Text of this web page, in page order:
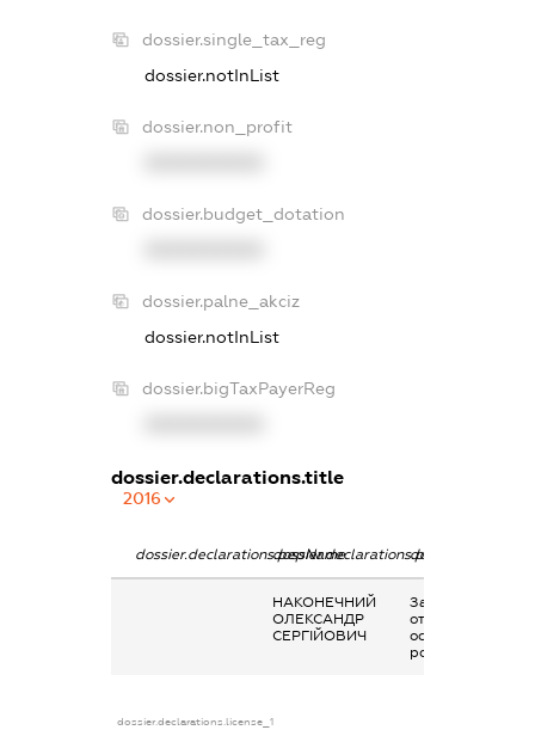
dossier.single_tax_reg
dossier.notInList
dossier.non_profit
dossier.budget_dotation
dossier.palne_akciz
dossier.notInList
dossier.bigTaxPayerReg
dossier.declarations.title
2016
dossier.declarations.pepNamedossier.declarations.personName
НАКОНЕЧНИЙ
ОЛЕКСАНДР
СЕРГІЙОВИЧ
Заробітна плата
отримана за
основним місцем
роботи
dossier.declarations.license_1